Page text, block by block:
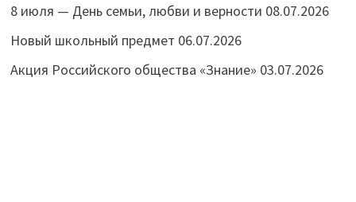
8 июля — День семьи, любви и верности 08.07.2026
Новый школьный предмет 06.07.2026
Акция Российского общества «Знание» 03.07.2026